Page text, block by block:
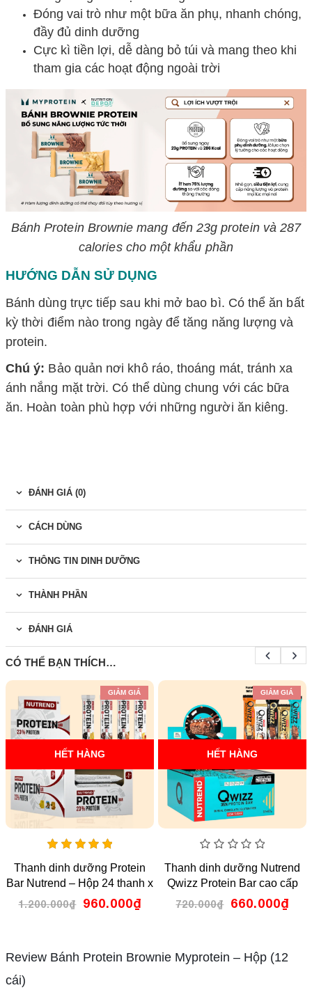
Đóng vai trò như một bữa ăn phụ, nhanh chóng,
đầy đủ dinh dưỡng
Cực kì tiền lợi, dễ dàng bỏ túi và mang theo khi
tham gia các hoạt động ngoài trời
Bánh Protein Brownie mang đến 23g protein và 287
calories cho một khẩu phần
HƯỚNG DẪN SỬ DỤNG
Bánh dùng trực tiếp sau khi mở bao bì. Có thể ăn bất
kỳ thời điểm nào trong ngày để tăng năng lượng và
protein.
Chú ý: Bảo quản nơi khô ráo, thoáng mát, tránh xa
ánh nắng mặt trời. Có thể dùng chung với các bữa
ăn. Hoàn toàn phù hợp với những người ăn kiêng.
ĐÁNH GIÁ (0)
CÁCH DÙNG
THÔNG TIN DINH DƯỠNG
THÀNH PHẦN
ĐÁNH GIÁ
CÓ THỂ BẠN THÍCH…
GIẢM GIÁ
HẾT HÀNG
5.00
out
of 5
Thanh dinh dưỡng Protein
Bar Nutrend – Hộp 24 thanh x
55g
1.200.000₫ 960.000₫
GIẢM GIÁ
HẾT HÀNG
0
out
of
Thanh dinh dưỡng Nutrend
Qwizz Protein Bar cao cấp
(Hộp 12 thanh x 60g)
720.000₫ 660.000₫
Review Bánh Protein Brownie Myprotein – Hộp (12
cái)